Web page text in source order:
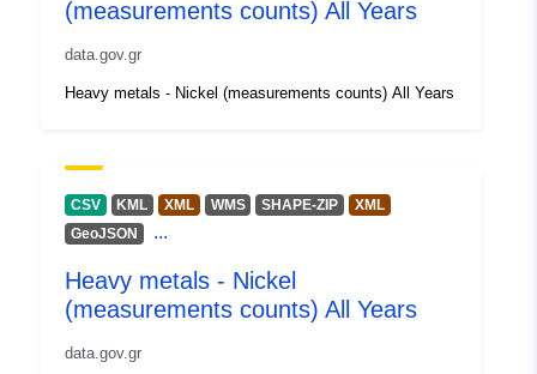
uriRef:
http://data.europa.eu/88u/dataset/
Tidsperiod:
01 January 1900
Typ:
Geospatial data
(measurements counts) All Years
data.gov.gr
Heavy metals - Nickel (measurements counts) All Years
CSV KML XML WMS SHAPE-ZIP
XML
GeoJSON
...
Heavy metals - Nickel
(measurements counts) All Years
data.gov.gr